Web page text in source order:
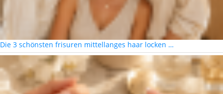
Die 3 schönsten frisuren mittellanges haar locken …